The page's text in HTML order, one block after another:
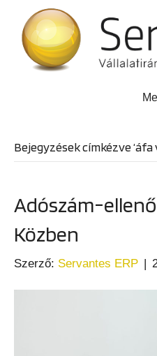
Bejegyzések címkézve ‘áfa
Adószám-
Közben
Szerző: Servantes ERP |